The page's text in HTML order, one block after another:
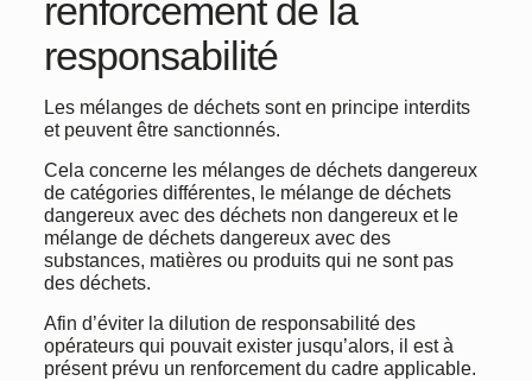
renforcement de la
responsabilité
Les mélanges de déchets sont en principe interdits
et peuvent être sanctionnés.
Cela concerne les mélanges de déchets dangereux
de catégories différentes, le mélange de déchets
dangereux avec des déchets non dangereux et le
mélange de déchets dangereux avec des
substances, matières ou produits qui ne sont pas
des déchets.
Afin d’éviter la dilution de responsabilité des
opérateurs qui pouvait exister jusqu’alors, il est à
présent prévu un renforcement du cadre applicable.